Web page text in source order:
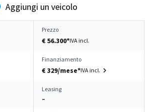
Aggiungi un veicolo
Prezzo
€ 56.300*IVA incl.
Finanziamento
€ 329/mese*IVA incl.
Leasing
–